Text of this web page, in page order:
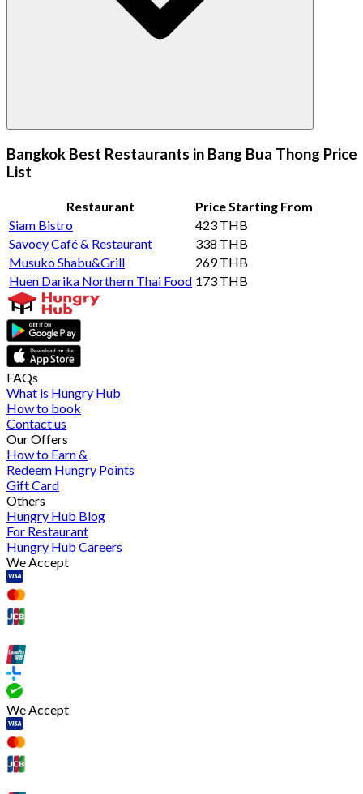
Bangkok Best Restaurants in Bang Bua Thong Price
List
Restaurant
Price Starting From
Siam Bistro
423 THB
Savoey Café & Restaurant
338 THB
Musuko Shabu&Grill
269 THB
Huen Darika Northern Thai Food 173 THB
FAQs
What is Hungry Hub
How to book
Contact us
Our Offers
How to Earn &
Redeem Hungry Points
Gift Card
Others
Hungry Hub Blog
For Restaurant
Hungry Hub Careers
We Accept
We Accept